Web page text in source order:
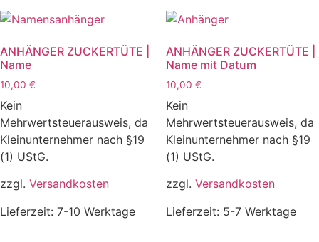
ANHÄNGER ZUCKERTÜTE |
Name
10,00 €
Kein
Mehrwertsteuerausweis, da
Kleinunternehmer nach §19
(1) UStG.
zzgl. Versandkosten
Lieferzeit: 7-10 Werktage
ANHÄNGER ZUCKERTÜTE |
Name mit Datum
10,00 €
Kein
Mehrwertsteuerausweis, da
Kleinunternehmer nach §19
(1) UStG.
zzgl. Versandkosten
Lieferzeit: 5-7 Werktage